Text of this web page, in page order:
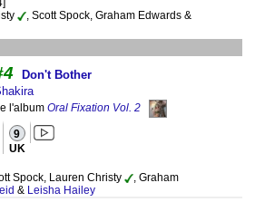
, Scott Spock, Graham Edwards &
Don't Bother
l'album Oral Fixation Vol. 2
9
UK
Spock, Lauren Christy
, Graham
& Leisha Hailey